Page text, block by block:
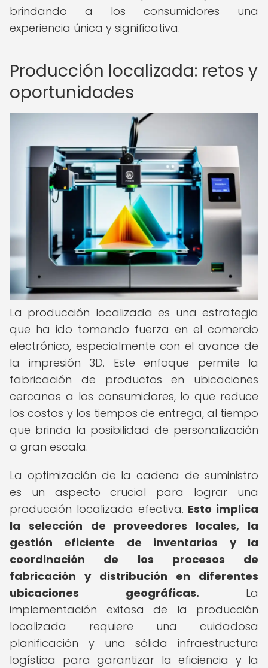
brindando a los consumidores una
experiencia única y significativa.
Producción localizada: retos y
oportunidades
La producción localizada es una estrategia
que ha ido tomando fuerza en el comercio
electrónico, especialmente con el avance de
la impresión 3D. Este enfoque permite la
fabricación de productos en ubicaciones
cercanas a los consumidores, lo que reduce
los costos y los tiempos de entrega, al tiempo
que brinda la posibilidad de personalización
a gran escala.
La optimización de la cadena de suministro
es un aspecto crucial para lograr una
producción localizada efectiva. Esto implica
la selección de proveedores locales, la
gestión eficiente de inventarios y la
coordinación de los procesos de
fabricación y distribución en diferentes
ubicaciones geográficas. La
implementación exitosa de la producción
localizada requiere una cuidadosa
planificación y una sólida infraestructura
logística para garantizar la eficiencia y la